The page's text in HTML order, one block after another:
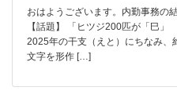
おはようございます。内勤事務の
【話題】 「ヒツジ200匹が「巳
2025年の干支（えと）にちなみ、
文字を形作 […]